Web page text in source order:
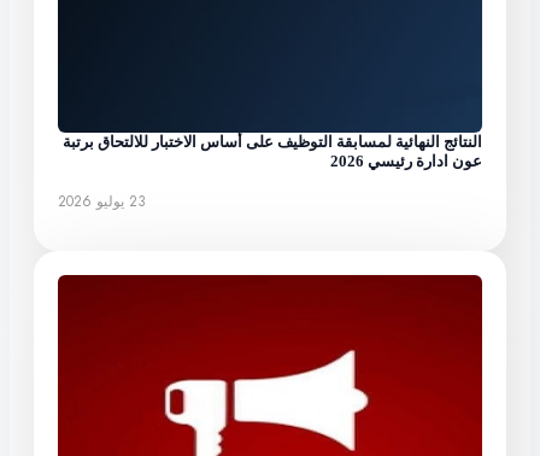
النتائج النهائية لمسابقة التوظيف على أساس الاختبار للالتحاق برتبة
عون ادارة رئيسي 2026
23 يوليو 2026